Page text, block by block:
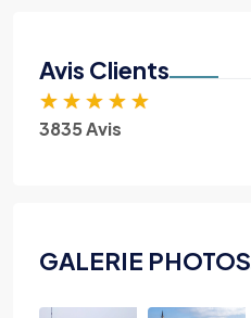
Avis Clients
★ ★ ★ ★ ★
3835 Avis
GALERIE PHOTOS